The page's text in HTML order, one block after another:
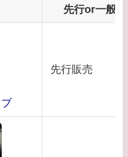
先行or一般
ブ
先行販売